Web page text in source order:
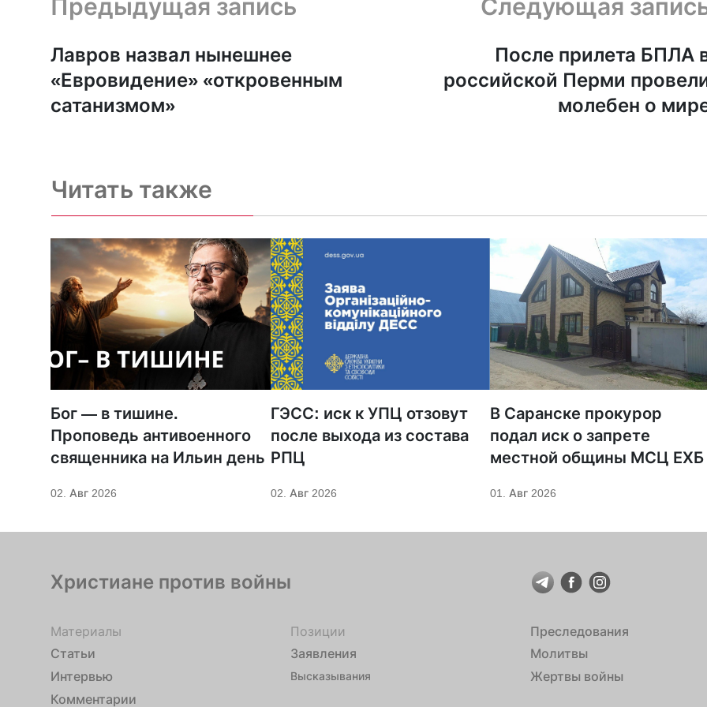
Предыдущая запись
Лавров назвал нынешнее
«Евровидение» «откровенным
сатанизмом»
Следующая
После прилета БПЛА
российской Перми
молебен о
Читать также
Бог — в тишине.
Проповедь антивоенного
священника на Ильин день
02. Авг 2026
ГЭСС: иск к УПЦ отзовут
после выхода из состава
РПЦ
02. Авг 2026
В Саранске прокурор
подал иск о запрете
местной общины МСЦ ЕХБ
01. Авг 2026
Христиане против войны
Материалы
Статьи
Интервью
Комментарии
Позиции
Заявления
Высказывания
Преследования
Молитвы
Жертвы войны